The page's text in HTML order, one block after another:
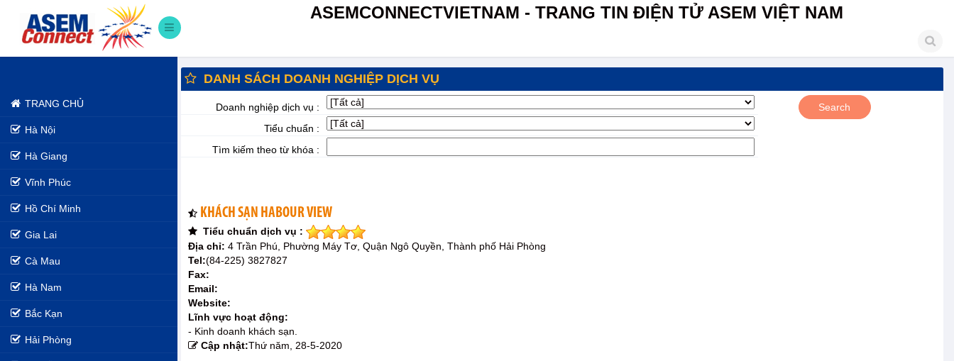
ASEMCONNECTVIETNAM - TRANG TIN ĐIỆN TỬ ASEM VIỆT NAM
TRANG CHỦ
Hà Nội
Hà Giang
Vĩnh Phúc
Hồ Chí Minh
Gia Lai
Cà Mau
Hà Nam
Bắc Kạn
Hải Phòng
DANH SÁCH DOANH NGHIỆP DỊCH VỤ
Doanh nghiệp dịch vụ :
Tiểu chuẩn :
Tìm kiếm theo từ khóa :
KHÁCH SẠN HABOUR VIEW
Tiểu chuẩn dịch vụ :
Địa chỉ: 4 Trần Phú, Phường Máy Tơ, Quận Ngô Quyền, Thành phố Hải Phòng
Tel:(84-225) 3827827
Fax:
Email:
Website:
Lĩnh vực hoạt động:
- Kinh doanh khách sạn.
Cập nhật:Thứ năm, 28-5-2020